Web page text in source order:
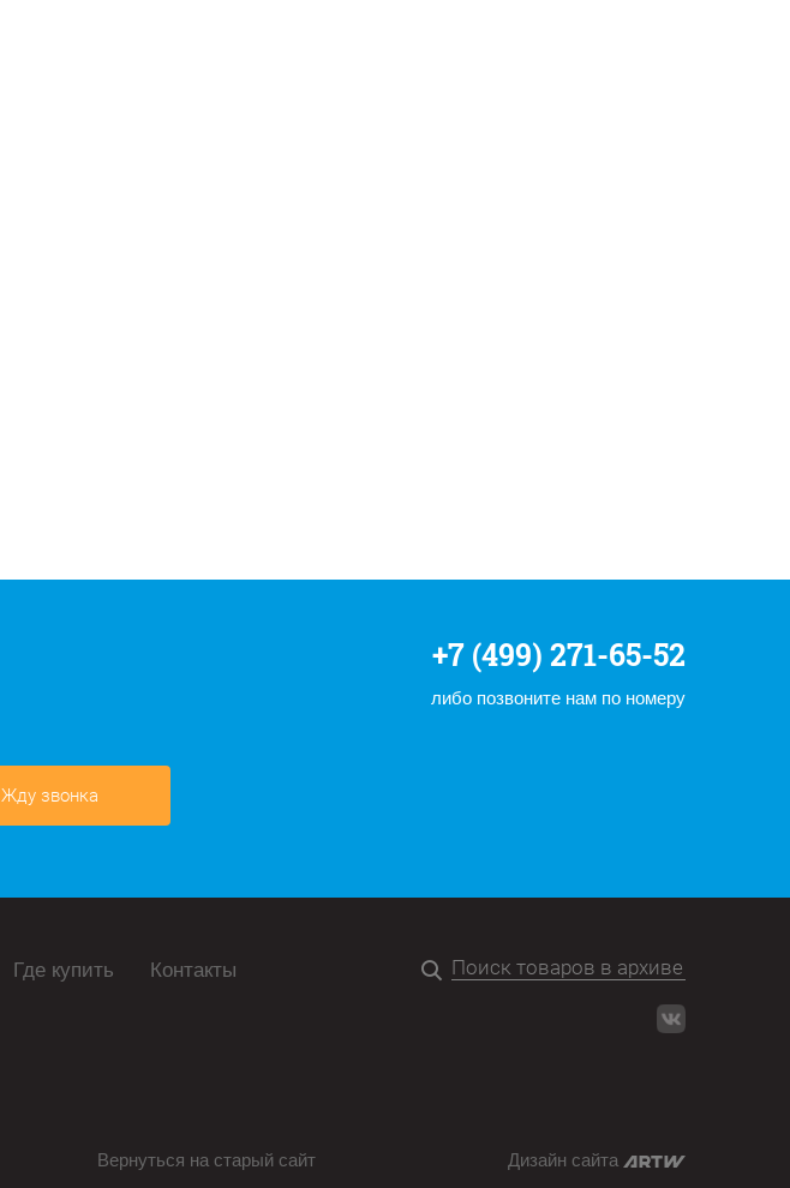
+7 (499) 271-65-52
либо позвоните нам по номеру
Жду звонка
Где купить Контакты
Вернуться на старый сайт Дизайн сайта